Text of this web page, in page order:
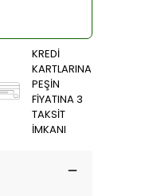
KREDİ
KARTLARINA
PEŞİN
FİYATINA 3
TAKSİT
İMKANI